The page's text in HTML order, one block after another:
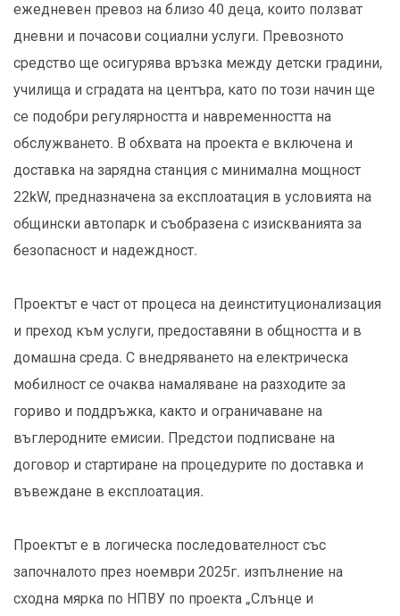
ежедневен превоз на близо 40 деца, които ползват
дневни и почасови социални услуги. Превозното
средство ще осигурява връзка между детски градини,
училища и сградата на центъра, като по този начин ще
се подобри регулярността и навременността на
обслужването. В обхвата на проекта е включена и
доставка на зарядна станция с минимална мощност
22kW, предназначена за експлоатация в условията на
общински автопарк и съобразена с изискванията за
безопасност и надеждност.
Проектът е част от процеса на деинституционализация
и преход към услуги, предоставяни в общността и в
домашна среда. С внедряването на електрическа
мобилност се очаква намаляване на разходите за
гориво и поддръжка, както и ограничаване на
въглеродните емисии. Предстои подписване на
договор и стартиране на процедурите по доставка и
въвеждане в експлоатация.
Проектът е в логическа последователност със
започналото през ноември 2025г. изпълнение на
сходна мярка по НПВУ по проекта „Слънце и